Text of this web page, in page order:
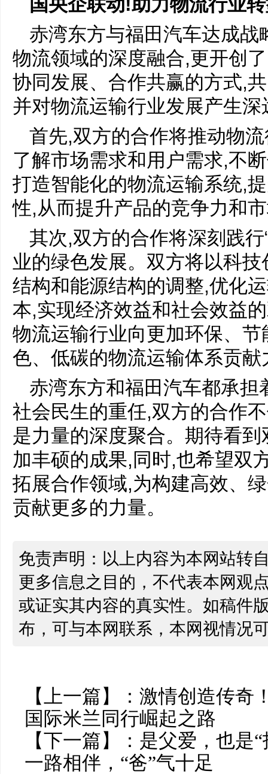
赤湾东方与福田汽车达成
物流领域的深度融合,更开创
协同发展、合作共赢的方式,
并对物流运输行业发展产生深
首先,双方的合作将推动物
了解市场需求和用户需求,不
打造智能化的物流运输系统,
性,从而提升产品的竞争力和
其次,双方的合作将深刻践
业的绿色发展。双方将以科
结构和能源结构的调整,优化
本,实现经济效益和社会效益
物流运输行业向更加环保、
色、低碳的物流运输体系贡献
赤湾东方和福田汽车都承
社会民生的重任,双方的合作
是力量的深度聚合。期待看
加丰硕的成果,同时,也希望双
拓展合作领域,为构建高效、
贡献更多的力量。
免责声明：以上内容为本网站转
更多信息之目的，不代表本网观
或证实其内容的真实性。如稿件
布，可与本网联系，本网视情况
【上一篇】： 激情创造传奇
国际米兰同行崛起之路
【下一篇】： 是父爱，也是
一路相伴，“爸”气十足